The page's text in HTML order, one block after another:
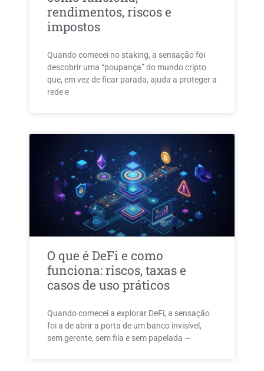
rendimentos, riscos e
impostos
Quando comecei no staking, a sensação foi
descobrir uma “poupança” do mundo cripto
que, em vez de ficar parada, ajuda a proteger a
rede e
O que é DeFi e como
funciona: riscos, taxas e
casos de uso práticos
Quando comecei a explorar DeFi, a sensação
foi a de abrir a porta de um banco invisível,
sem gerente, sem fila e sem papelada —